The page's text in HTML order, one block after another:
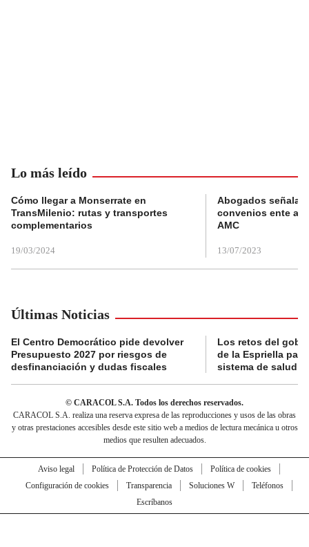
Lo más leído
Cómo llegar a Monserrate en
TransMilenio: rutas y transportes
complementarios
19/03/2024
Abogados
convenios ente
AMC
13/07/2023
Últimas Noticias
El Centro Democrático pide devolver
Presupuesto 2027 por riesgos de
desfinanciación y dudas fiscales
Los retos del
de la Espriella
sistema de salud
© CARACOL S.A. Todos los derechos reservados.
CARACOL S.A. realiza una reserva expresa de las reproducciones y usos de las obras
y otras prestaciones accesibles desde este sitio web a medios de lectura mecánica u otros
medios que resulten adecuados.
Aviso legal Política de Protección de Datos
Política de cookies
Configuración de cookies
Transparencia Soluciones W
Teléfonos
Escríbanos